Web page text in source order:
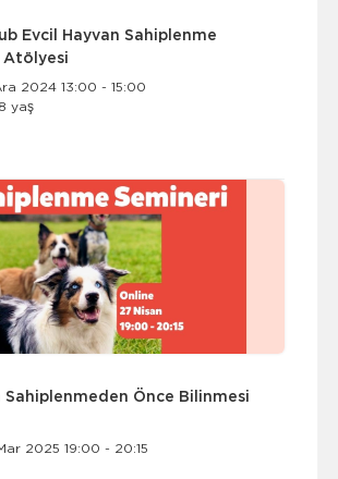
Evcil Hayvan Sahiplenme
Atölyesi
2024 13:00 - 15:00
yaş
Sahiplenmeden Önce Bilinmesi
2025 19:00 - 20:15